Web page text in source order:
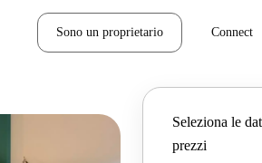
Sono un proprietario Connect
Seleziona le
prezzi